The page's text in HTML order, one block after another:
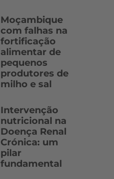
Moçambique
com falhas na
fortificação
alimentar de
pequenos
produtores de
milho e sal
Intervenção
nutricional na
Doença Renal
Crónica: um
pilar
fundamental